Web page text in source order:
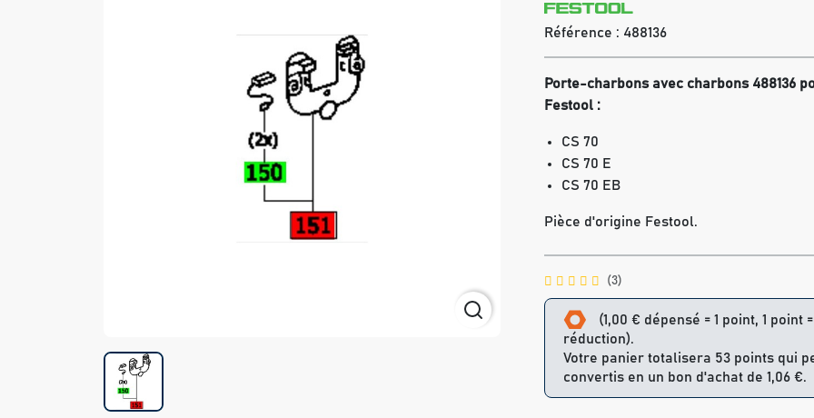
Référence : 488136
Porte-charbons avec charbons 488136
Festool :
CS 70
CS 70 E
CS 70 EB
Pièce d'origine Festool.
(3)
(1,00 € dépensé = 1 point, 1 point
réduction).
Votre panier totalisera 53 points qui
convertis en un bon d'achat de 1,06 €.